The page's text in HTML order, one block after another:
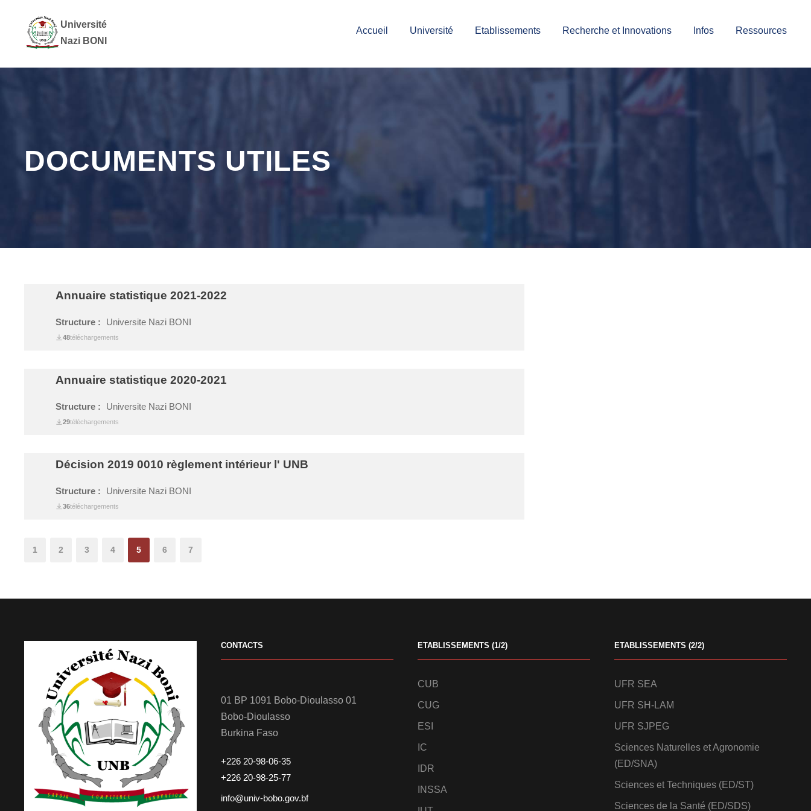
Université
Nazi BONI
Accueil Université Etablissements Recherche et Innovations Infos Ressources
DOCUMENTS UTILES
Annuaire statistique 2021-2022
Structure : Universite Nazi BONI
48téléchargements
Annuaire statistique 2020-2021
Structure : Universite Nazi BONI
29téléchargements
Décision 2019 0010 règlement intérieur l' UNB
Structure : Universite Nazi BONI
36téléchargements
1 2 3 4 5 6 7
CONTACTS
01 BP 1091 Bobo-Dioulasso 01
Bobo-Dioulasso
Burkina Faso
+226 20-98-06-35
+226 20-98-25-77
info@univ-bobo.gov.bf
ETABLISSEMENTS (1/2)
CUB
CUG
ESI
IC
IDR
INSSA
ETABLISSEMENTS (2/2)
UFR SEA
UFR SH-LAM
UFR SJPEG
Sciences Naturelles et Agronomie
(ED/SNA)
Sciences et Techniques (ED/ST)
Sciences de la Santé (ED/SDS)